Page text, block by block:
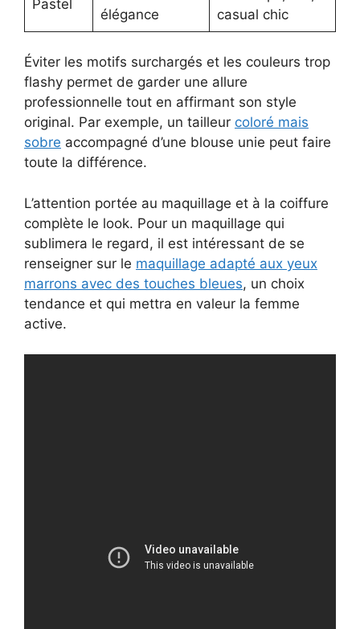
Pastel
élégance
casual chic
Éviter les motifs surchargés et les couleurs trop
flashy permet de garder une allure
professionnelle tout en affirmant son style
original. Par exemple, un tailleur coloré mais
sobre accompagné d’une blouse unie peut faire
toute la différence.
L’attention portée au maquillage et à la coiffure
complète le look. Pour un maquillage qui
sublimera le regard, il est intéressant de se
renseigner sur le maquillage adapté aux yeux
marrons avec des touches bleues, un choix
tendance et qui mettra en valeur la femme
active.